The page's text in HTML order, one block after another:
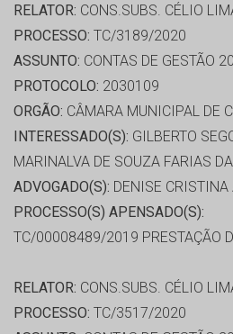
RELATOR: CONS.SUBS. CÉLIO
PROCESSO: TC/3189/2020
ASSUNTO: CONTAS DE GESTÃO
PROTOCOLO: 2030109
ORGÃO: CÂMARA MUNICIPAL DE
INTERESSADO(S): GILBERTO
MARINALVA DE SOUZA FARIAS
ADVOGADO(S): DENISE CRISTINA
PROCESSO(S) APENSADO(S):
TC/00008489/2019 PRESTAÇÃO
RELATOR: CONS.SUBS. CÉLIO
PROCESSO: TC/3517/2020